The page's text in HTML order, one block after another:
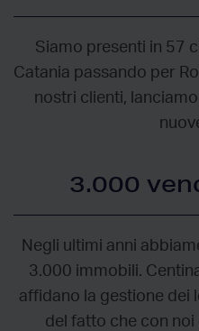
Siamo presenti in 57
Catania passando per
nostri clienti,
3.000
Negli ultimi anni
3.000 immobili.
affidano la gestione dei
del fatto che con